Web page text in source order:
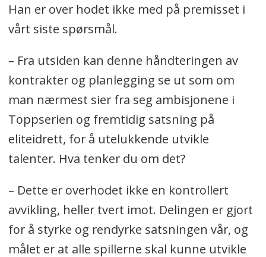
Han er over hodet ikke med på premisset i
vårt siste spørsmål.
– Fra utsiden kan denne håndteringen av
kontrakter og planlegging se ut som om
man nærmest sier fra seg ambisjonene i
Toppserien og fremtidig satsning på
eliteidrett, for å utelukkende utvikle
talenter. Hva tenker du om det?
– Dette er overhodet ikke en kontrollert
avvikling, heller tvert imot. Delingen er gjort
for å styrke og rendyrke satsningen vår, og
målet er at alle spillerne skal kunne utvikle